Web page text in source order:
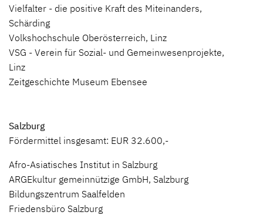
Vielfalter - die positive Kraft des Miteinanders,
Schärding
Volkshochschule Oberösterreich, Linz
VSG - Verein für Sozial- und Gemeinwesenprojekte,
Linz
Zeitgeschichte Museum Ebensee
Salzburg
Fördermittel insgesamt: EUR 32.600,-
Afro-Asiatisches Institut in Salzburg
ARGEkultur gemeinnützige GmbH, Salzburg
Bildungszentrum Saalfelden
Friedensbüro Salzburg